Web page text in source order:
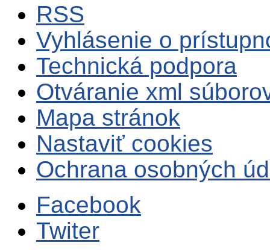
RSS
Vyhlásenie o
Technická podpora
Otváranie xml
Mapa stránok
Nastaviť cookies
Ochrana osobných
Facebook
Twiter